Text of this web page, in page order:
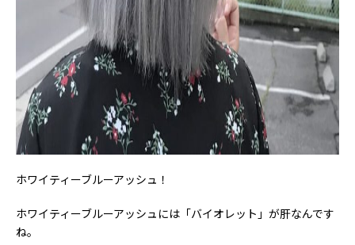
ホワイティーブルーアッシュ！
ホワイティーブルーアッシュには「バイオレット」が肝なんです
ね。